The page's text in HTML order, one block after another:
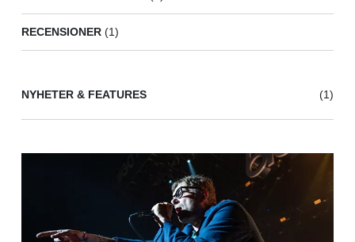
RECENSIONER (1)
NYHETER & FEATURES (1)